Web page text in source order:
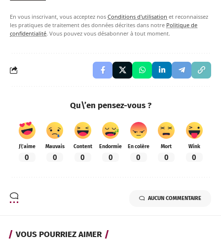
En vous inscrivant, vous acceptez nos Conditions d'utilisation et reconnaissez
les pratiques de traitement des données décrites dans notre Politique de
confidentialité. Vous pouvez vous désabonner à tout moment.
Qu\’en pensez-vous ?
J\'aime
0
Mauvais
0
Content
0
Endormie
0
En colère
0
Mort
0
Wink
0
AUCUN COMMENTAIRE
VOUS POURRIEZ AIMER